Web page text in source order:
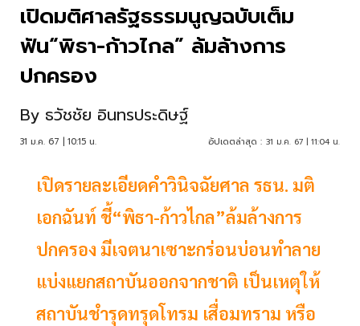
เปิดมติศาลรัฐธรรมนูญฉบับเต็ม
ฟัน“พิธา-ก้าวไกล” ล้มล้างการ
ปกครอง
By ธวัชชัย อินทรประดิษฐ์
31 ม.ค. 67 | 10:15 น. อัปเดตล่าสุด : 31 ม.ค. 67 | 11:04 น.
เปิดรายละเอียดคำวินิจฉัยศาล รธน. มติ
เอกฉันท์ ชี้“พิธา-ก้าวไกล”ล้มล้างการ
ปกครอง มีเจตนาเซาะกร่อนบ่อนทำลาย
แบ่งแยกสถาบันออกจากชาติ เป็นเหตุให้
สถาบันชำรุดทรุดโทรม เสื่อมทราม หรือ